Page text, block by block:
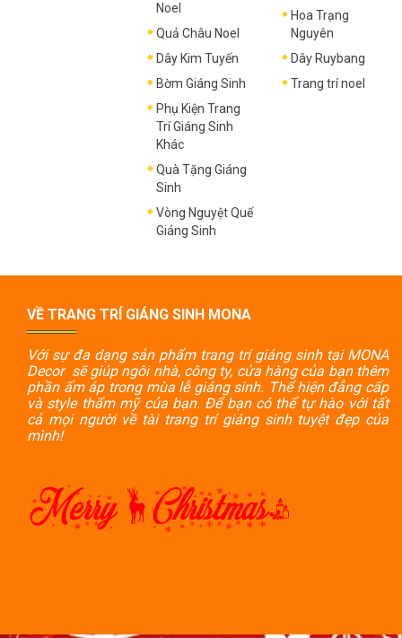
Noel
Quả Châu Noel
Dây Kim Tuyến
Bờm Giáng Sinh
Phụ Kiện Trang
Trí Giáng Sinh
Khác
Quà Tặng Giáng
Sinh
Vòng Nguyệt Quế
Giáng Sinh
Hoa Trạng
Nguyên
Dây Ruybang
Trang trí noel
VỀ TRANG TRÍ GIÁNG SINH MONA
Với sự đa dạng sản phẩm trang trí giáng sinh tại MONA
Decor sẽ giúp ngôi nhà, công ty, cửa hàng của bạn thêm
phần ấm áp trong mùa lễ giáng sinh. Thể hiện đẳng cấp
và style thẩm mỹ của bạn. Để bạn có thể tự hào với tất
cả mọi người về tài trang trí giáng sinh tuyệt đẹp của
mình!